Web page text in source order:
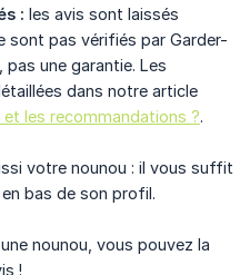
: les avis sont laissés
sont pas vérifiés par Garder-
une garantie. Les
dans notre article
les recommandations ?.
votre nounou : il vous suffit
bas de son profil.